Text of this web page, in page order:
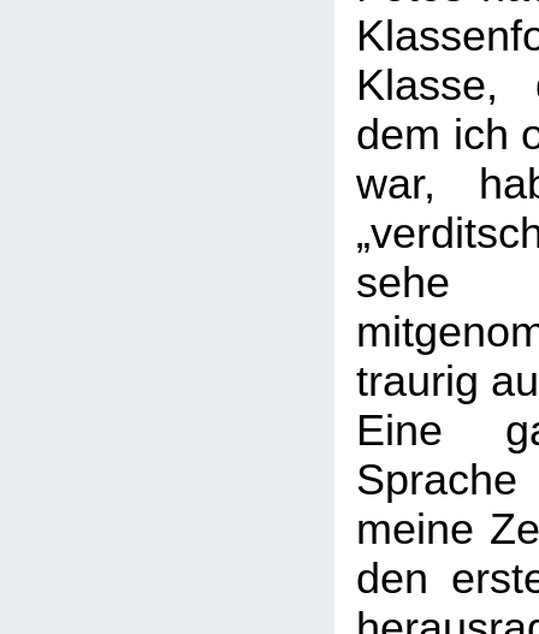
dem ich
war,
sehe
traurig
Eine
meine
den